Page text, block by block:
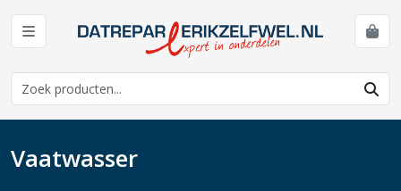
Vaatwasser